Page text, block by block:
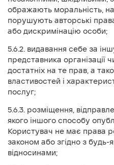
ображають моральність,
порушують авторські
або дискримінацію особи;
5.6.2. видавання себе за
представника організації
достатніх на те прав, а
властивостей і
послуг;
5.6.3. розміщення,
якого іншого способу
Користувач не має права
законом або згідно з будь-
відносинами;